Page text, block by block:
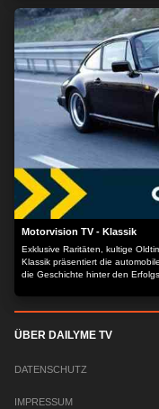
Motorvision TV - Klassik
Exklusive Raritäten, kultige
Klassik präsentiert die
die Geschichte hinter den
ÜBER DAILYME TV
DATENSCHUTZ
IMPRESSUM